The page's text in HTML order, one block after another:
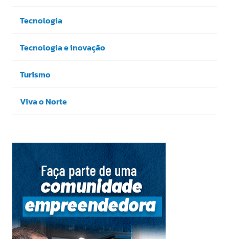
Tecnologia
Tecnologia e inovação
Turismo
Viva o Norte